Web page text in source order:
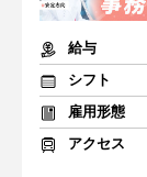
給与
シフト
雇用形態
アクセス